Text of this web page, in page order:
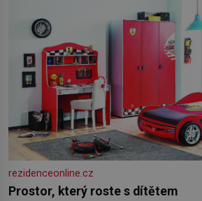
rezidenceonline.cz
Prostor, který roste s dítětem